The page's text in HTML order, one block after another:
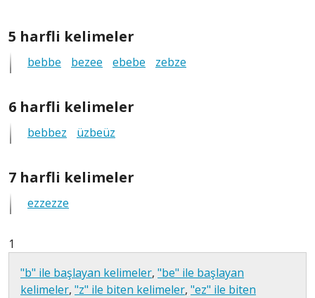
5 harfli kelimeler
tüm
bebbe bezee ebebe zebze
6 harfli kelimeler
bebbez üzbeüz
7 harfli kelimeler
ezzezze
1
"b" ile başlayan kelimeler, "be" ile başlayan
kelimeler, "z" ile biten kelimeler, "ez" ile biten